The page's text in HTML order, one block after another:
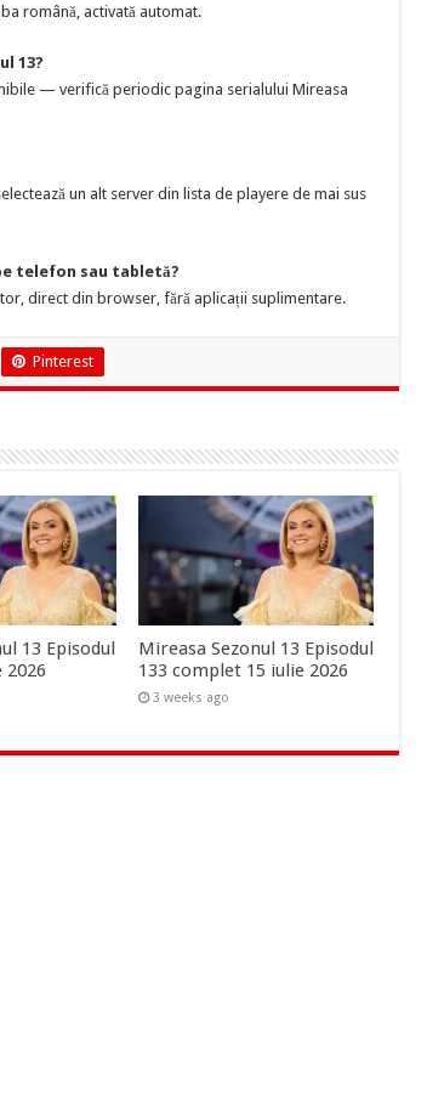
română, activată automat.
13?
— verifică periodic pagina serialului Mireasa
un alt server din lista de playere de mai sus
telefon sau tabletă?
direct din browser, fără aplicații suplimentare.
Pinterest
13 Episodul
2026
Mireasa Sezonul 13 Episodul
133 complet 15 iulie 2026
3 weeks ago